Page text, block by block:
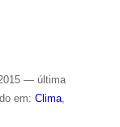
— última
em: Clima,